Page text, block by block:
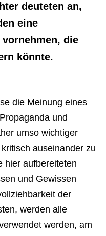
deuteten an,
eine
die
könnte.
die Meinung eines
und
umso wichtiger
auseinander zu
hier aufbereiteten
und Gewissen
der
werden alle
werden, am